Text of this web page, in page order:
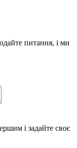
питання, і ми
і задайте своє